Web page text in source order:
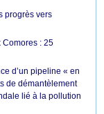
progrès vers
Comores : 25
d’un pipeline « en
de démantèlement
lié à la pollution